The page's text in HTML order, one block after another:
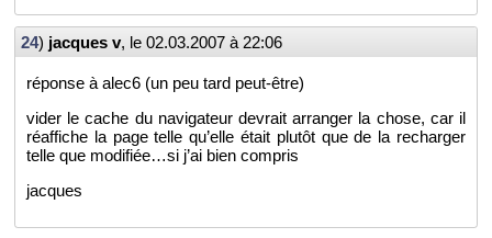
24) jacques v, le 02.03.2007 à 22:06
ré­ponse à alec6 (un peu tard peut-être)
vider le cache du na­vi­ga­teur de­vrait ar­ran­ger la chose, car il
ré­af­fiche la page telle qu’elle était plu­tôt que de la re­char­ger
telle que mo­di­fiée…si j’ai bien com­pris
jacques